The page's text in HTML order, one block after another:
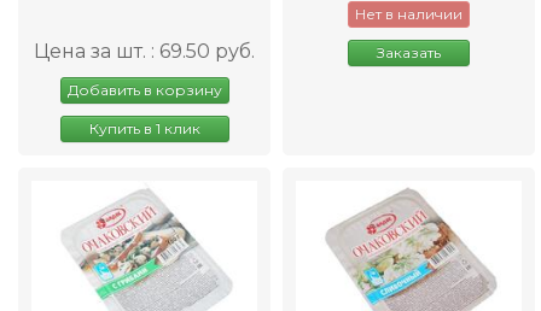
Цена за шт. : 69.50 руб.
Добавить в корзину
Купить в 1 клик
Нет в наличии
Заказать